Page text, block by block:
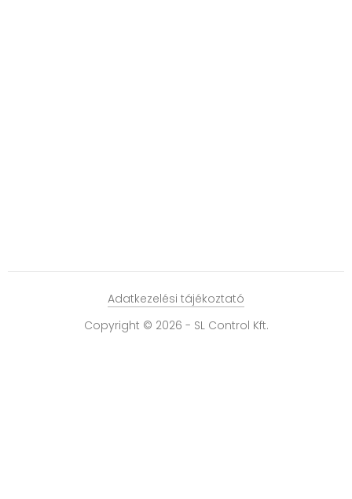
Copyright © 2026 - SL Control Kft.
Adatkezelési tájékoztató